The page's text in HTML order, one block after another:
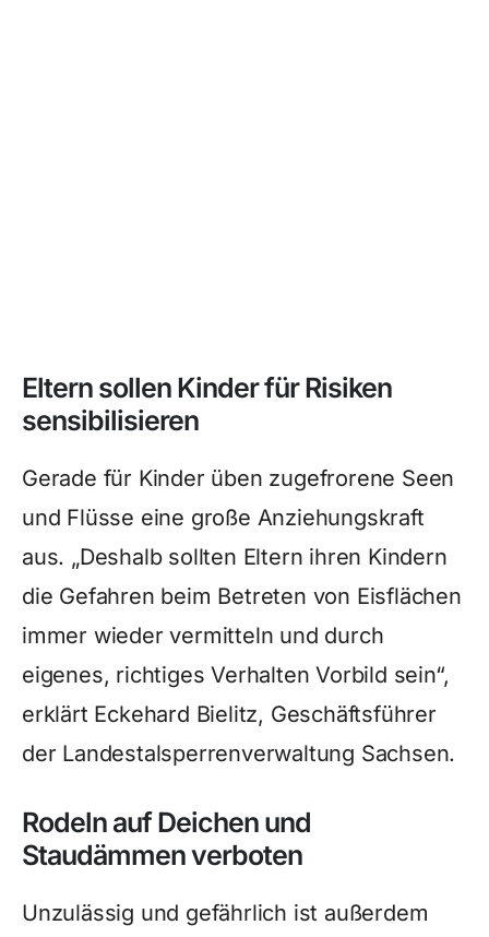
Eltern sollen Kinder für Risiken
sensibilisieren
Gerade für Kinder üben zugefrorene Seen
und Flüsse eine große Anziehungskraft
aus. „Deshalb sollten Eltern ihren Kindern
die Gefahren beim Betreten von Eisflächen
immer wieder vermitteln und durch
eigenes, richtiges Verhalten Vorbild sein“,
erklärt Eckehard Bielitz, Geschäftsführer
der Landestalsperrenverwaltung Sachsen.
Rodeln auf Deichen und
Staudämmen verboten
Unzulässig und gefährlich ist außerdem